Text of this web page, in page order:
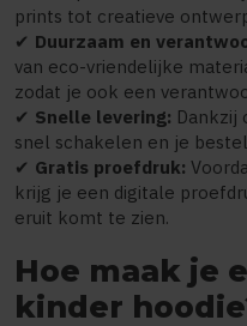
prints tot creatieve
✔ Duurzaam en
van eco-vriendelijke
zodat je ook een
✔ Snelle levering: Dankzij
snel schakelen en je
✔ Gratis proefdruk:
krijg je een digitale
eruit komt te zien.
Hoe maak je
kinder